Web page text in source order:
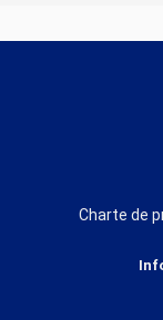
Charte de